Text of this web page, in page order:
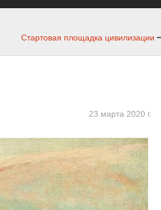
Стартовая площадка цивилизации
23 марта 2020 г.